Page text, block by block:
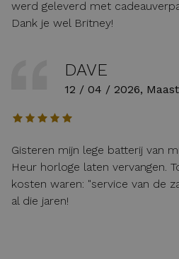
werd geleverd met
Dank je wel Britney!
DAVE
12 / 04 / 2026,
Gisteren mijn lege batterij van
Heur horloge laten vervangen.
kosten waren: "service van de
al die jaren!